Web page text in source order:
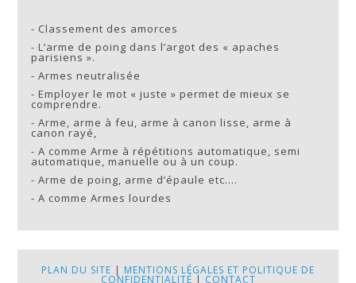
- Classement des amorces
-L’arme de poing dans l’argot des « apaches
parisiens ».
-Armes neutralisée
-Employer le mot « juste » permet de mieux se
comprendre.
-Arme, arme à feu, arme à canon lisse, arme à
canon rayé,
-A comme Arme à répétitions automatique, semi
automatique, manuelle ou à un coup.
-Arme de poing, arme d’épaule etc….
-A comme Armes lourdes
PLAN DU SITE | MENTIONS LÉGALES ET POLITIQUE DE
CONFIDENTIALITÉ | CONTACT